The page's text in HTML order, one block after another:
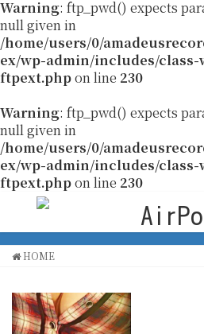
Warning: ftp_pwd() expects
null given in
/home/users/0/
ex/wp-admin/includes/class-
ftpext.phpon line 230
Warning: ftp_pwd() expects
null given in
/home/users/0/
ex/wp-admin/includes/class-
ftpext.phpon line 230
HOME